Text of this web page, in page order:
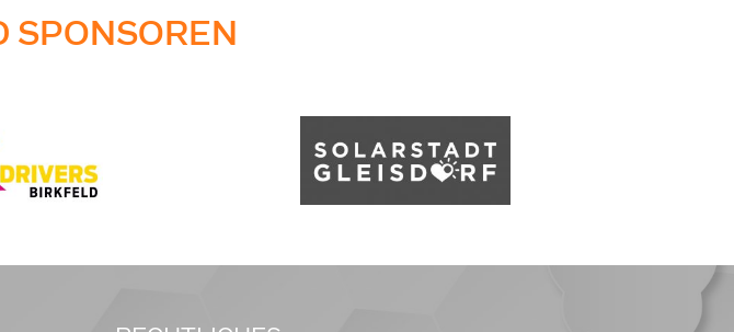
SPONSOREN